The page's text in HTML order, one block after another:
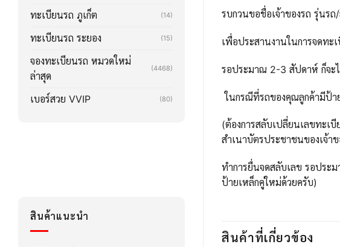
ทะเบียนรถ ภูเก็ต (14)
ทะเบียนรถ ระยอง (15)
จองทะเบียนรถ หมวดใหม่
ล่าสุด
(4468)
เบอร์สวย VVIP (80)
สินค้าแนะนำ
รบกวนขอชื่อเจ้าของรถ รุ่นร
เพื่อประสานงานในการจดทะ
รอประมาณ 2-3 สัปดาห์ ก็จะ
ในกรณีที่รถของคุณลูกค้ามีป้า
(ต้องการสลับเปลี่ยนเลขทะเ
สำเนาบัตรประชาชนของเจ้า
ทำการยื่นจดสลับเลข รอประ
ป้ายเหล็กคู่ใหม่ด้วยครับ)
สินค้าที่เกี่ยวข้อง